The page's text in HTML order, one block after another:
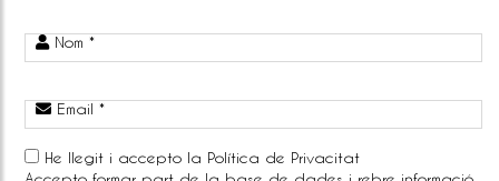
Nom *
Email *
He llegit i accepto la Política de Privacitat